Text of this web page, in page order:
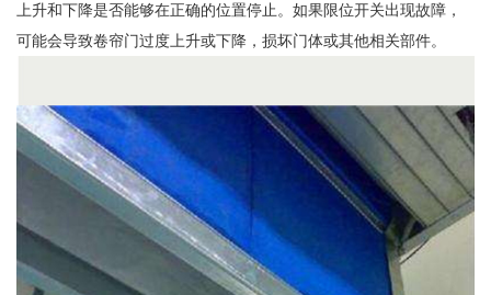
上升和下降是否能够在正确的位置停止。如果限位开关出现故障，
可能会导致卷帘门过度上升或下降，损坏门体或其他相关部件。